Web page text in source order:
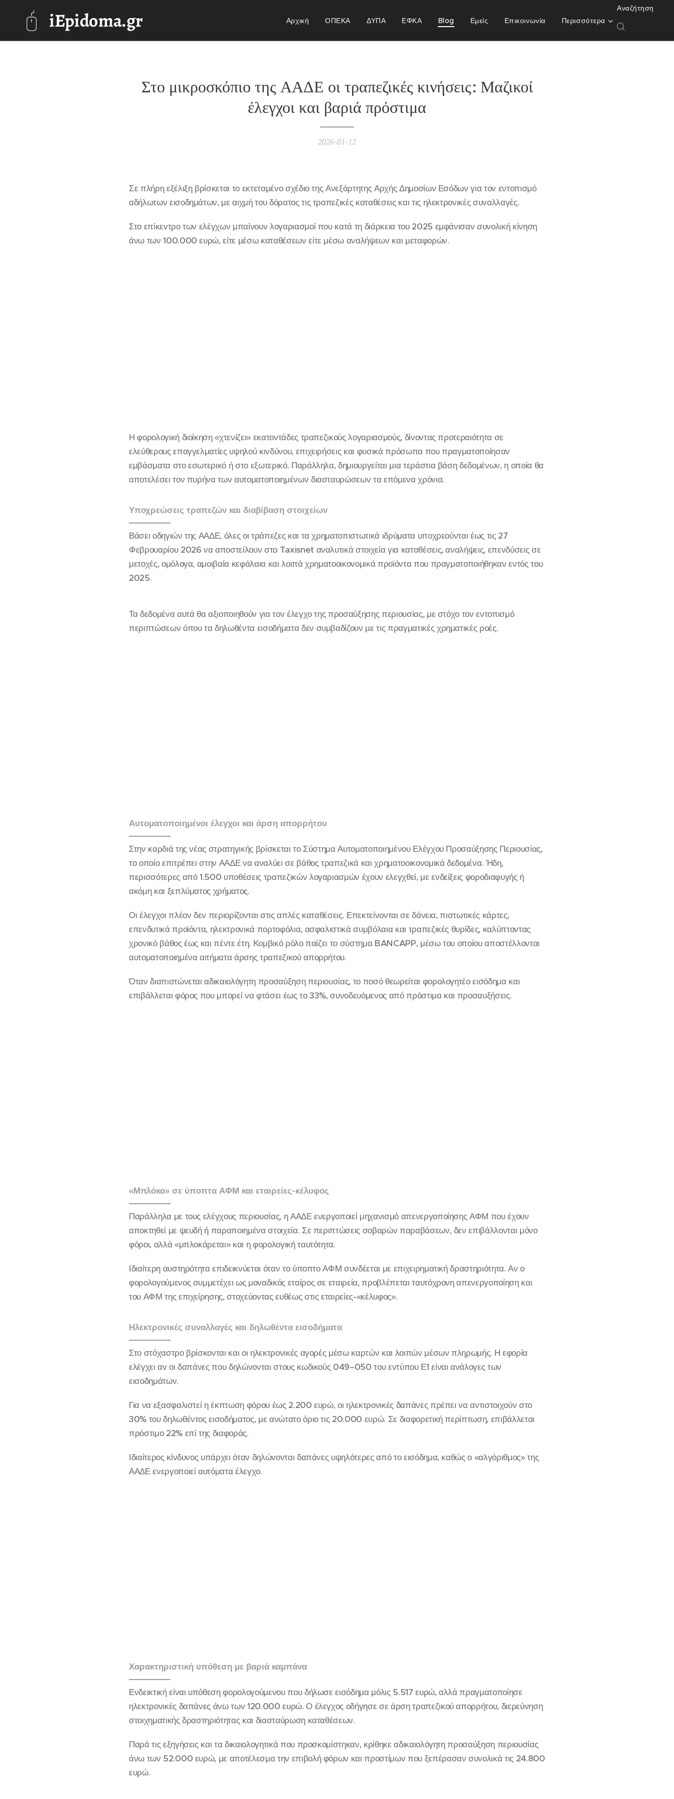
iEpidoma.gr Αρχική ΟΠΕΚΑ ΔΥΠΑ ΕΦΚΑ Blog Εμείς Επικοινωνία Περισσότερα
Αναζήτηση
Στο μικροσκόπιο της ΑΑΔΕ οι τραπεζικές κινήσεις: Μαζικοί
έλεγχοι και βαριά πρόστιμα
2026-01-12
Σε πλήρη εξέλιξη βρίσκεται το εκτεταμένο σχέδιο της Ανεξάρτητης Αρχής Δημοσίων Εσόδων για τον εντοπισμό
αδήλωτων εισοδημάτων, με αιχμή του δόρατος τις τραπεζικές καταθέσεις και τις ηλεκτρονικές συναλλαγές.
Στο επίκεντρο των ελέγχων μπαίνουν λογαριασμοί που κατά τη διάρκεια του 2025 εμφάνισαν συνολική κίνηση
άνω των 100.000 ευρώ, είτε μέσω καταθέσεων είτε μέσω αναλήψεων και μεταφορών.
Η φορολογική διοίκηση «χτενίζει» εκατοντάδες τραπεζικούς λογαριασμούς, δίνοντας προτεραιότητα σε
ελεύθερους επαγγελματίες υψηλού κινδύνου, επιχειρήσεις και φυσικά πρόσωπα που πραγματοποίησαν
εμβάσματα στο εσωτερικό ή στο εξωτερικό. Παράλληλα, δημιουργείται μια τεράστια βάση δεδομένων, η οποία θα
αποτελέσει τον πυρήνα των αυτοματοποιημένων διασταυρώσεων τα επόμενα χρόνια.
Υποχρεώσεις τραπεζών και διαβίβαση στοιχείων
Βάσει οδηγιών της ΑΑΔΕ, όλες οι τράπεζες και τα χρηματοπιστωτικά ιδρύματα υποχρεούνται έως τις 27
Φεβρουαρίου 2026 να αποστείλουν στο Taxisnet αναλυτικά στοιχεία για καταθέσεις, αναλήψεις, επενδύσεις σε
μετοχές, ομόλογα, αμοιβαία κεφάλαια και λοιπά χρηματοοικονομικά προϊόντα που πραγματοποιήθηκαν εντός του
2025.
Τα δεδομένα αυτά θα αξιοποιηθούν για τον έλεγχο της προσαύξησης περιουσίας, με στόχο τον εντοπισμό
περιπτώσεων όπου τα δηλωθέντα εισοδήματα δεν συμβαδίζουν με τις πραγματικές χρηματικές ροές.
Αυτοματοποιημένοι έλεγχοι και άρση απορρήτου
Στην καρδιά της νέας στρατηγικής βρίσκεται το Σύστημα Αυτοματοποιημένου Ελέγχου Προσαύξησης Περιουσίας,
το οποίο επιτρέπει στην ΑΑΔΕ να αναλύει σε βάθος τραπεζικά και χρηματοοικονομικά δεδομένα. Ήδη,
περισσότερες από 1.500 υποθέσεις τραπεζικών λογαριασμών έχουν ελεγχθεί, με ενδείξεις φοροδιαφυγής ή
ακόμη και ξεπλύματος χρήματος.
Οι έλεγχοι πλέον δεν περιορίζονται στις απλές καταθέσεις. Επεκτείνονται σε δάνεια, πιστωτικές κάρτες,
επενδυτικά προϊόντα, ηλεκτρονικά πορτοφόλια, ασφαλιστικά συμβόλαια και τραπεζικές θυρίδες, καλύπτοντας
χρονικό βάθος έως και πέντε έτη. Κομβικό ρόλο παίζει το σύστημα BANCAPP, μέσω του οποίου αποστέλλονται
αυτοματοποιημένα αιτήματα άρσης τραπεζικού απορρήτου.
Όταν διαπιστώνεται αδικαιολόγητη προσαύξηση περιουσίας, το ποσό θεωρείται φορολογητέο εισόδημα και
επιβάλλεται φόρος που μπορεί να φτάσει έως το 33%, συνοδευόμενος από πρόστιμα και προσαυξήσεις.
«Μπλόκο» σε ύποπτα ΑΦΜ και εταιρείες-κέλυφος
Παράλληλα με τους ελέγχους περιουσίας, η ΑΑΔΕ ενεργοποιεί μηχανισμό απενεργοποίησης ΑΦΜ που έχουν
αποκτηθεί με ψευδή ή παραποιημένα στοιχεία. Σε περιπτώσεις σοβαρών παραβάσεων, δεν επιβάλλονται μόνο
φόροι, αλλά «μπλοκάρεται» και η φορολογική ταυτότητα.
Ιδιαίτερη αυστηρότητα επιδεικνύεται όταν το ύποπτο ΑΦΜ συνδέεται με επιχειρηματική δραστηριότητα. Αν ο
φορολογούμενος συμμετέχει ως μοναδικός εταίρος σε εταιρεία, προβλέπεται ταυτόχρονη απενεργοποίηση και
του ΑΦΜ της επιχείρησης, στοχεύοντας ευθέως στις εταιρείες-«κέλυφος».
Ηλεκτρονικές συναλλαγές και δηλωθέντα εισοδήματα
Στο στόχαστρο βρίσκονται και οι ηλεκτρονικές αγορές μέσω καρτών και λοιπών μέσων πληρωμής. Η εφορία
ελέγχει αν οι δαπάνες που δηλώνονται στους κωδικούς 049–050 του εντύπου Ε1 είναι ανάλογες των
εισοδημάτων.
Για να εξασφαλιστεί η έκπτωση φόρου έως 2.200 ευρώ, οι ηλεκτρονικές δαπάνες πρέπει να αντιστοιχούν στο
30% του δηλωθέντος εισοδήματος, με ανώτατο όριο τις 20.000 ευρώ. Σε διαφορετική περίπτωση, επιβάλλεται
πρόστιμο 22% επί της διαφοράς.
Ιδιαίτερος κίνδυνος υπάρχει όταν δηλώνονται δαπάνες υψηλότερες από το εισόδημα, καθώς ο «αλγόριθμος» της
ΑΑΔΕ ενεργοποιεί αυτόματα έλεγχο.
Χαρακτηριστική υπόθεση με βαριά καμπάνα
Ενδεικτική είναι υπόθεση φορολογούμενου που δήλωσε εισόδημα μόλις 5.517 ευρώ, αλλά πραγματοποίησε
ηλεκτρονικές δαπάνες άνω των 120.000 ευρώ. Ο έλεγχος οδήγησε σε άρση τραπεζικού απορρήτου, διερεύνηση
στοιχηματικής δραστηριότητας και διασταύρωση καταθέσεων.
Παρά τις εξηγήσεις και τα δικαιολογητικά που προσκομίστηκαν, κρίθηκε αδικαιολόγητη προσαύξηση περιουσίας
άνω των 52.000 ευρώ, με αποτέλεσμα την επιβολή φόρων και προστίμων που ξεπέρασαν συνολικά τις 24.800
ευρώ.